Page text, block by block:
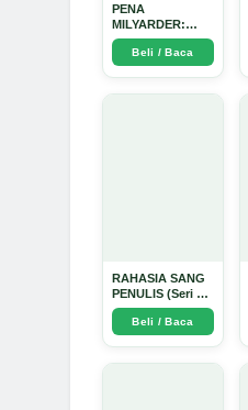
PENA
MILYARDER:
Kisah, Rahasia
Sukses, dan
Panduan Menjadi
Beli / Baca
RAHASIA SANG
PENULIS (Seri 1)
- Arda Dinata
Beli / Baca